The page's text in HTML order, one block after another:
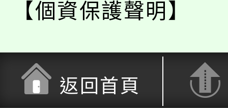
【個資保護聲明】
返回首頁